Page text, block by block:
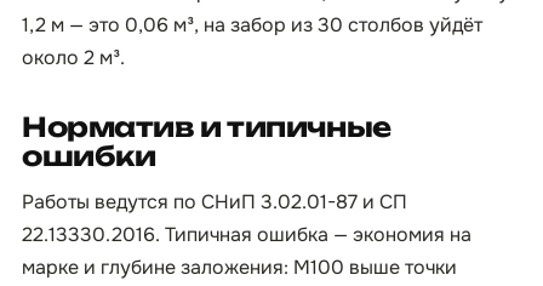
1,2 м — это 0,06 м³, на забор из 30 столбов уйдёт
около 2 м³.
Норматив и типичные
ошибки
Работы ведутся по СНиП 3.02.01-87 и СП
22.13330.2016. Типичная ошибка — экономия на
марке и глубине заложения: М100 выше точки